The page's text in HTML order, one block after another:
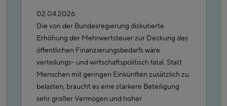
02.04.2026
Die von der Bundesregierung diskutierte
Erhöhung der Mehrwertsteuer zur Deckung des
öffentlichen Finanzierungsbedarfs wäre
verteilungs- und wirtschaftspolitisch fatal. Statt
Menschen mit geringen Einkünften zusätzlich zu
belasten, braucht es eine stärkere Beteiligung
sehr großer Vermögen und hoher